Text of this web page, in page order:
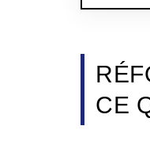
CE